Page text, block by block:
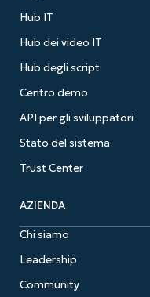
Hub IT
Hub dei video IT
Hub degli script
Centro demo
API per gli sviluppatori
Stato del sistema
Trust Center
AZIENDA
Chi siamo
Leadership
Community